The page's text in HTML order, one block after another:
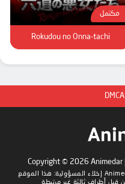
مكتمل
Rokudou no Onna-tachi
DMCA